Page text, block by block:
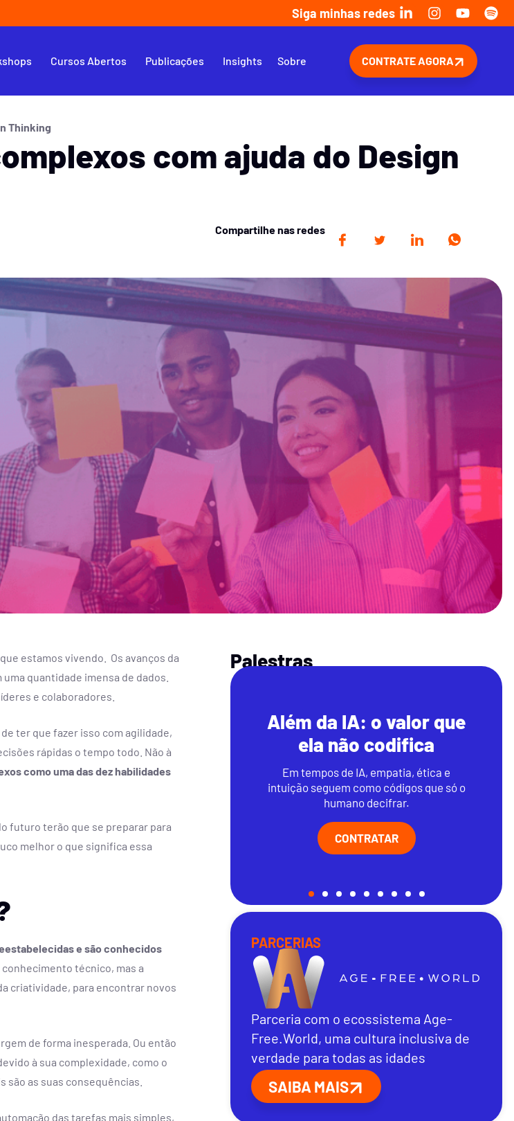
Siga minhas redes
Cursos Abertos Publicações Insights Sobre CONTRATE AGORA
Thinking
com ajuda do Design
Compartilhe nas redes
estamos vivendo. Os avanços da
quantidade imensa de dados.
e colaboradores.
ter que fazer isso com agilidade,
rápidas o tempo todo. Não à
como uma das dez habilidades
futuro terão que se preparar para
melhor o que significa essa
e são conhecidos
técnico, mas a
criatividade, para encontrar novos
de forma inesperada. Ou então
à sua complexidade, como o
são as suas consequências.
das tarefas mais simples,
Palestras
ela não codifica
Em tempos de IA, empatia, ética e
CONTRATAR
Liderança ágil e
adaptativa
Conceito que surge em resposta
complexidade das mudanças no
ambiente de negócios atual.
CONTRATAR
PARCERIAS
Parceria com o ecossistema Age-
Free.World, uma cultura inclusiva de
verdade para todas as idades
SAIBA MAIS